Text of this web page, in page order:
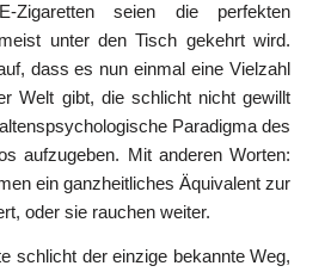
Zigaretten seien die perfekten
unter den Tisch gekehrt wird.
dass es nun einmal eine Vielzahl
Welt gibt, die schlicht nicht gewillt
Paradigma des
aufzugeben. Mit anderen Worten:
ein ganzheitliches Äquivalent zur
oder sie rauchen weiter.
schlicht der einzige bekannte Weg,